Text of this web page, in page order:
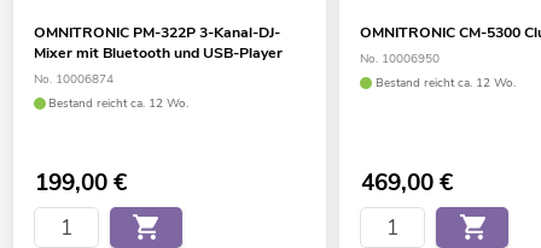
OMNITRONIC PM-322P 3-Kanal-DJ-
Mixer mit Bluetooth und USB-Player
No. 10006874
Bestand reicht ca. 12 Wo.
199,00€
OMNITRONIC CM-5300
No. 10006950
Bestand reicht ca. 12 Wo.
469,00€